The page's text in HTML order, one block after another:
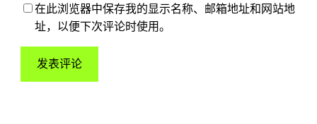
在此浏览器中保存我的显示名称、邮箱地址和网站地
址，以便下次评论时使用。